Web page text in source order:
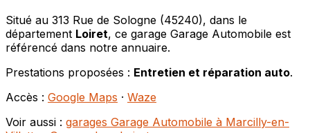
Situé au 313 Rue de Sologne (45240), dans le
département Loiret, ce garage Garage Automobile est
référencé dans notre annuaire.
Prestations proposées : Entretien et réparation auto.
Accès : Google Maps · Waze
Voir aussi : garages Garage Automobile à Marcilly-en-